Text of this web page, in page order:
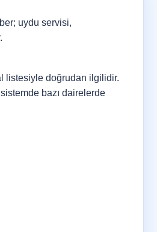
uydu servisi,
listesiyle doğrudan ilgilidir.
bazı dairelerde